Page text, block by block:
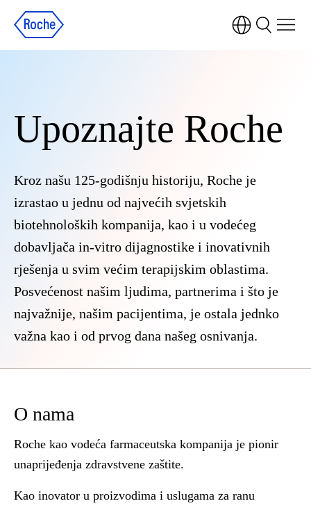
Upoznajte Roche
Kroz našu 125-godišnju historiju, Roche je
izrastao u jednu od najvećih svjetskih
biotehnoloških kompanija, kao i u vodećeg
dobavljača in-vitro dijagnostike i inovativnih
rješenja u svim većim terapijskim oblastima.
Posvećenost našim ljudima, partnerima i što je
najvažnije, našim pacijentima, je ostala jednko
važna kao i od prvog dana našeg osnivanja.
O nama
Roche kao vodeća farmaceutska kompanija je pionir
unaprijeđenja zdravstvene zaštite.
Kao inovator u proizvodima i uslugama za ranu